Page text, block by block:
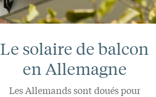
Le solaire de balcon
en Allemagne
Les Allemands sont doués pour